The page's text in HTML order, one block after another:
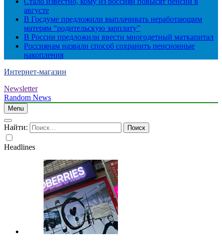
августе
В Госдуме предложили выплачивать неработающим
матерям “родительскую зарплату”
В России предложили ввести многодетный маткапитал
Россиянам назвали способ сохранить пенсионные
накопления
Интернет-магазин
Newsletter
Random News
Menu
Найти:
Headlines